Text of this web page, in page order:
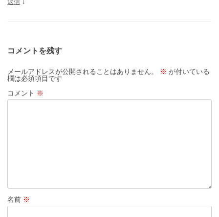
返信 ↓
コメントを残す
メールアドレスが公開されることはありません。 ※ が付いている
欄は必須項目です
コメント ※
名前 ※